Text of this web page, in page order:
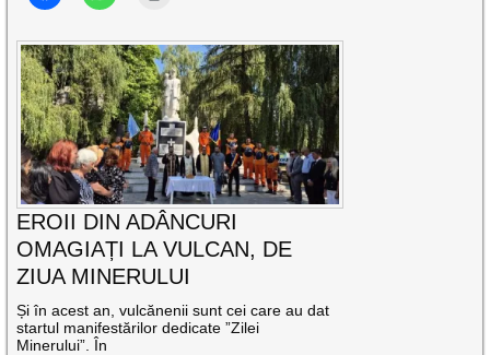
EROII DIN ADÂNCURI
OMAGIAȚI LA VULCAN, DE
ZIUA MINERULUI
Și în acest an, vulcănenii sunt cei care au dat
startul manifestărilor dedicate ”Zilei
Minerului”. În